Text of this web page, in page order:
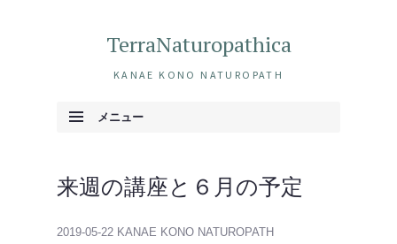
TerraNaturopathica
KANAE KONO NATUROPATH
メニュー
来週の講座と６月の予定
2019-05-22 KANAE KONO NATUROPATH